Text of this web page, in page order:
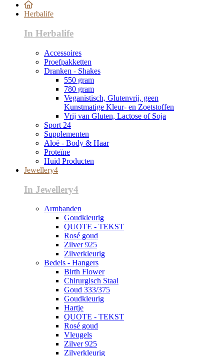
Herbalife
In Herbalife
Accessoires
Proefpakketten
Dranken - Shakes
550 gram
780 gram
Veganistisch, Glutenvrij, geen
Kunstmatige Kleur- en Zoetstoffen
Vrij van Gluten, Lactose of Soja
Sport 24
Supplementen
Aloë - Body & Haar
Proteïne
Huid Producten
Jewellery4
In Jewellery4
Armbanden
Goudkleurig
QUOTE - TEKST
Rosé goud
Zilver 925
Zilverkleurig
Bedels - Hangers
Birth Flower
Chirurgisch Staal
Goud 333/375
Goudkleurig
Hartje
QUOTE - TEKST
Rosé goud
Vleugels
Zilver 925
Zilverkleurig